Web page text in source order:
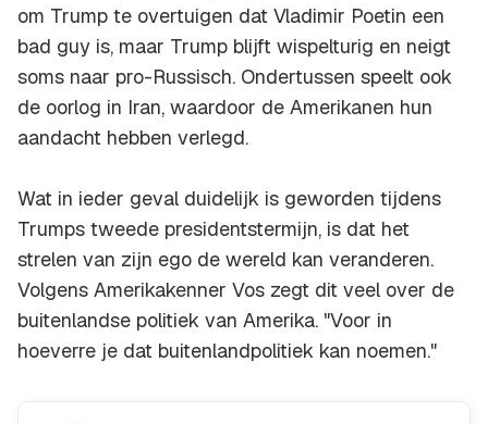
om Trump te overtuigen dat Vladimir Poetin een
bad guy is, maar Trump blijft wispelturig en neigt
soms naar pro-Russisch. Ondertussen speelt ook
de oorlog in Iran, waardoor de Amerikanen hun
aandacht hebben verlegd.
Wat in ieder geval duidelijk is geworden tijdens
Trumps tweede presidentstermijn, is dat het
strelen van zijn ego de wereld kan veranderen.
Volgens Amerikakenner Vos zegt dit veel over de
buitenlandse politiek van Amerika. "Voor in
hoeverre je dat buitenlandpolitiek kan noemen."